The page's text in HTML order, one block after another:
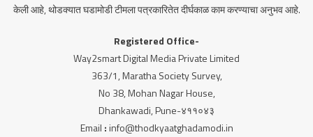
केली आहे, थोडक्यात घडामोडी टीमला पत्रकारितेत दीर्घकाळ काम करण्याचा अनुभव आहे.
Registered Office-
Way2smart Digital Media Private Limited
363/1, Maratha Society Survey,
No 38, Mohan Nagar House,
Dhankawadi, Pune-४११०४३
Email :info@thodkyaatghadamodi.in